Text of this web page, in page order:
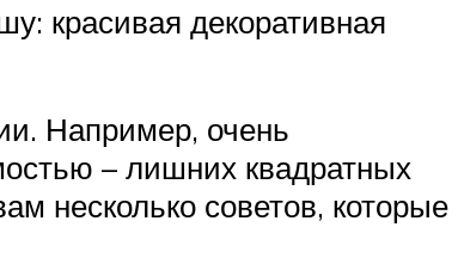
красивая декоративная
Например, очень
– лишних квадратных
несколько советов, которые